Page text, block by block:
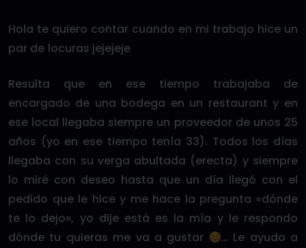
Hola te quiero contar cuando en mi trabajo hice un
par de locuras jejejeje
Resulta que en ese tiempo trabajaba de
encargado de una bodega en un restaurant y en
ese local llegaba siempre un proveedor de unos 25
años (yo en ese tiempo tenía 33). Todos los días
llegaba con su verga abultada (erecta) y siempre
lo miré con deseo hasta que un día llegó con el
pedido que le hice y me hace la pregunta «dónde
te lo dejo», yo dije está es la mía y le respondo
dónde tu quieras me va a gustar
… Le ayudo a